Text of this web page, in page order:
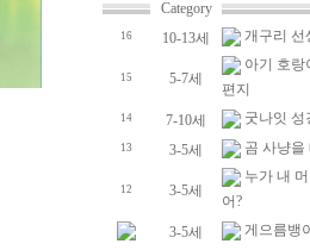
Category
16 10-13세 개구리 선
15 5-7세
아기 호랑
편지
14 7-10세 굿나잇 성
13 3-5세 곰 사냥을
12 3-5세
누가 내
어?
3-5세
게으름뱅